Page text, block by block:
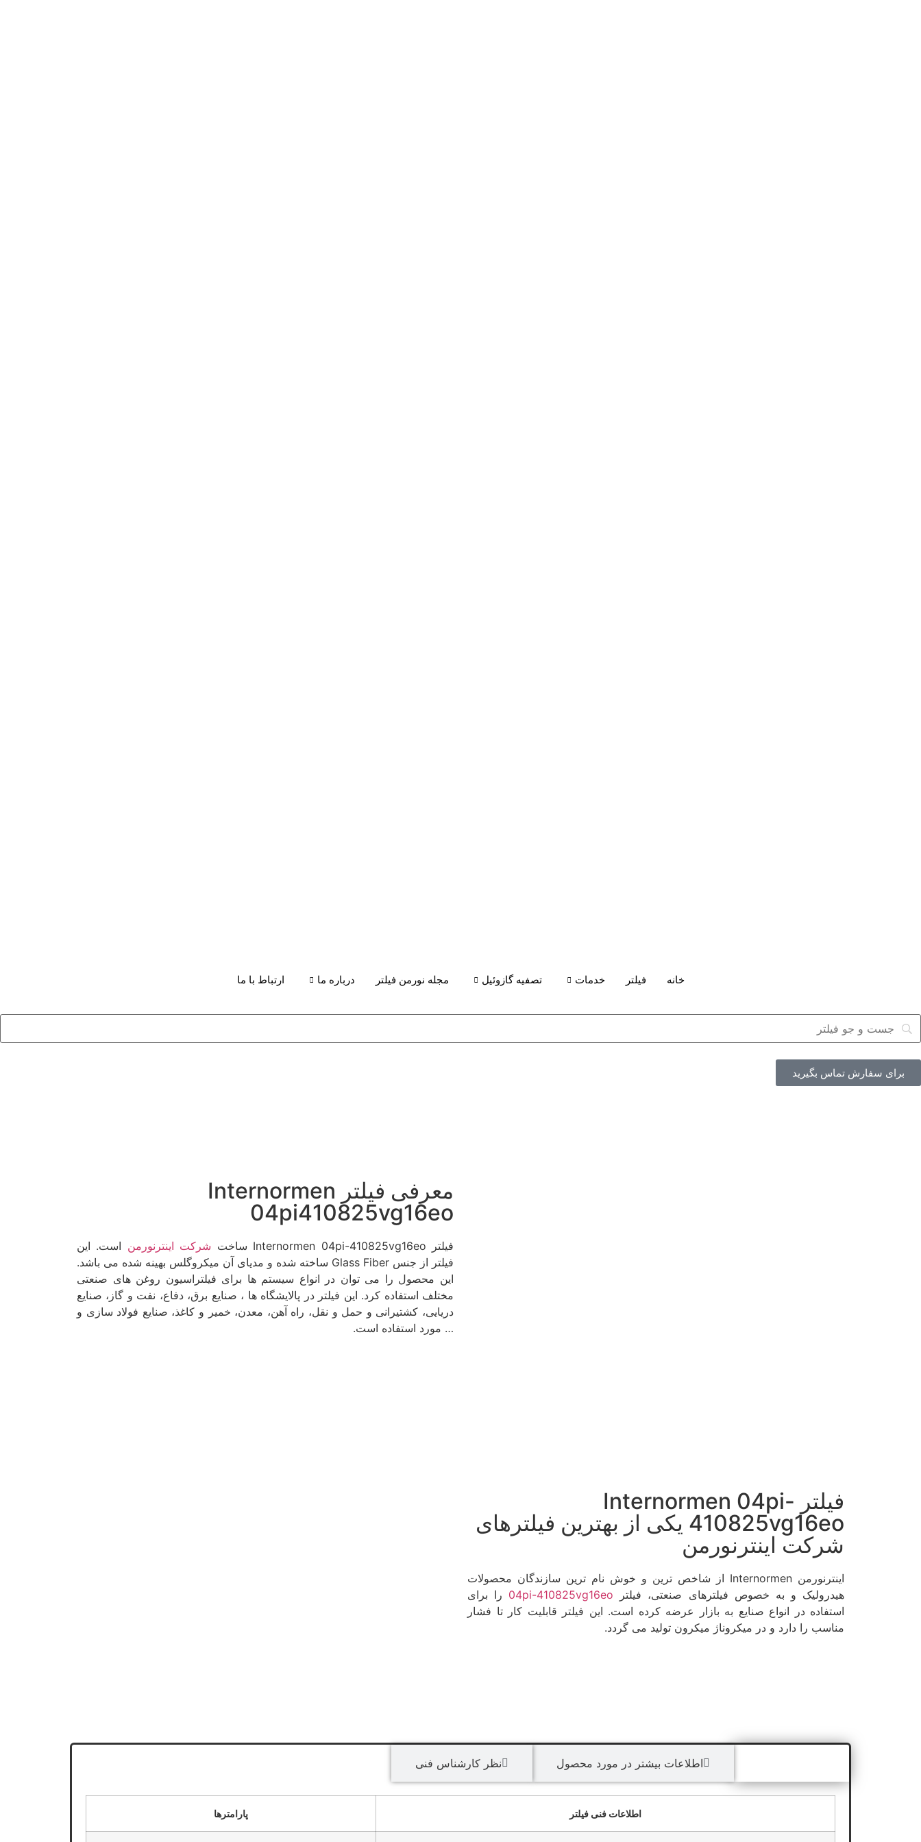
خانه فیلتر خدمات تصفیه گازوئیل مجله نورمن فیلتر درباره ما ارتباط با ما
برای سفارش تماس بگیرید
معرفی فیلتر Internormen
04pi410825vg16eo
فیلتر Internormen 04pi-410825vg16eo ساخت شرکت اینترنورمن است. این
فیلتر از جنس Glass Fiber ساخته شده و مدیای آن میکروگلس بهینه شده می باشد.
این محصول را می توان در انواع سیستم ها برای فیلتراسیون روغن های صنعتی
مختلف استفاده کرد. این فیلتر در پالایشگاه ها ، صنایع برق، دفاع، نفت و گاز، صنایع
دریایی، کشتیرانی و حمل و نقل، راه آهن، معدن، خمیر و کاغذ، صنایع فولاد سازی و
… مورد استفاده است.
فیلتر Internormen 04pi-
410825vg16eo یکی از بهترین فیلترهای
شرکت اینترنورمن
اینترنورمن Internormen از شاخص ترین و خوش نام ترین سازندگان محصولات
هیدرولیک و به خصوص فیلترهای صنعتی، فیلتر 04pi-410825vg16eo را برای
استفاده در انواع صنایع به بازار عرضه کرده است. این فیلتر قابلیت کار تا فشار
مناسب را دارد و در میکروناژ میکرون تولید می گردد.
اطلاعات بیشتر در مورد محصول نظر کارشناس فنی
اطلاعات فنی فیلتر پارامترها